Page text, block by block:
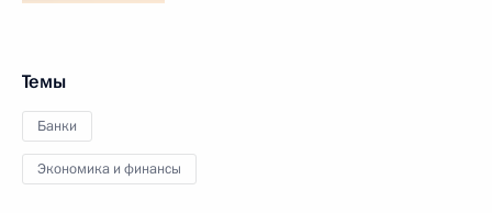
Темы
Банки
Экономика и финансы